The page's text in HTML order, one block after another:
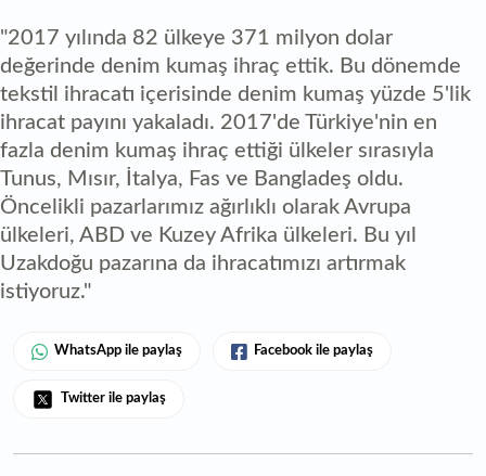
"2017 yılında 82 ülkeye 371 milyon dolar
değerinde denim kumaş ihraç ettik. Bu dönemde
tekstil ihracatı içerisinde denim kumaş yüzde 5'lik
ihracat payını yakaladı. 2017'de Türkiye'nin en
fazla denim kumaş ihraç ettiği ülkeler sırasıyla
Tunus, Mısır, İtalya, Fas ve Bangladeş oldu.
Öncelikli pazarlarımız ağırlıklı olarak Avrupa
ülkeleri, ABD ve Kuzey Afrika ülkeleri. Bu yıl
Uzakdoğu pazarına da ihracatımızı artırmak
istiyoruz."
WhatsApp ile paylaş Facebook ile paylaş
Twitter ile paylaş